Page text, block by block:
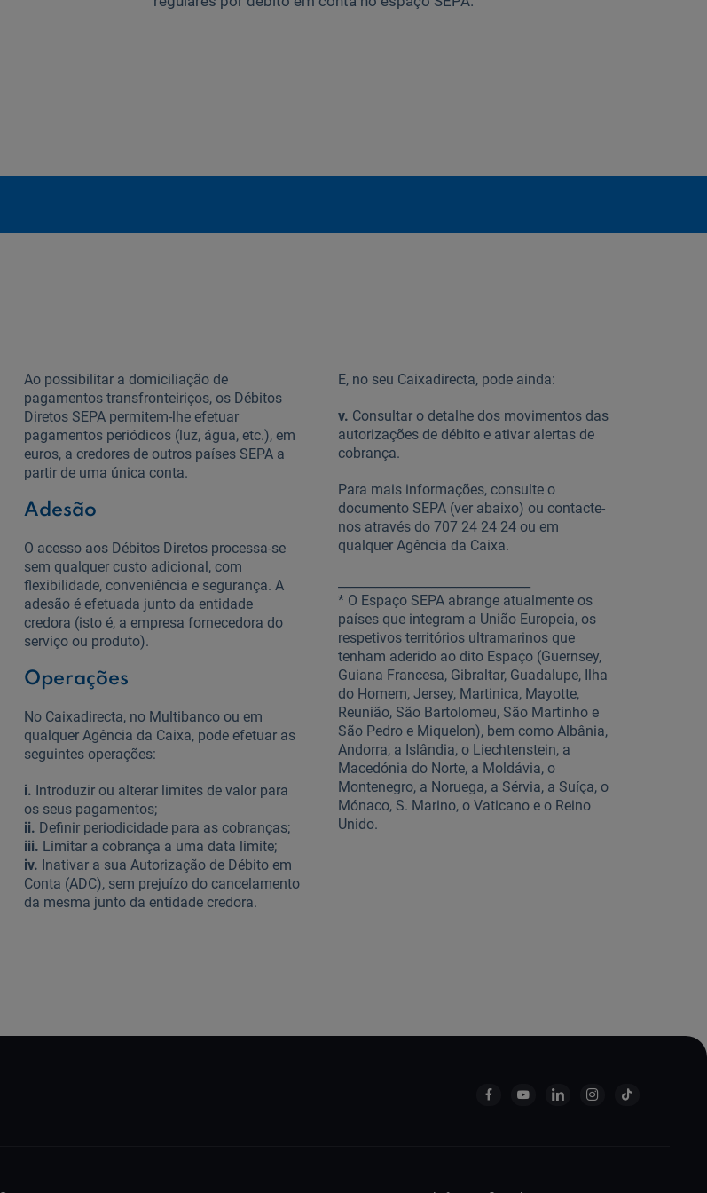
Ao possibilitar a domiciliação de
pagamentos transfronteiriços, os Débitos
Diretos SEPA permitem-lhe efetuar
pagamentos periódicos (luz, água, etc.), em
euros, a credores de outros países SEPA a
partir de uma única conta.
Adesão
O acesso aos Débitos Diretos processa-se
sem qualquer custo adicional, com
flexibilidade, conveniência e segurança. A
adesão é efetuada junto da entidade
credora (isto é, a empresa fornecedora do
serviço ou produto).
Operações
No Caixadirecta, no Multibanco ou em
qualquer Agência da Caixa, pode efetuar as
seguintes operações:
i. Introduzir ou alterar limites de valor para
os seus pagamentos;
ii. Definir periodicidade para as cobranças;
iii. Limitar a cobrança a uma data limite;
iv. Inativar a sua Autorização de Débito em
Conta (ADC), sem prejuízo do cancelamento
da mesma junto da entidade credora.
E, no seu Caixadirecta, pode ainda:
v. Consultar o detalhe dos movimentos das
autorizações de débito e ativar alertas de
cobrança.
Para mais informações, consulte o
documento SEPA (ver abaixo) ou contacte-
nos através do 707 24 24 24 ou em
qualquer Agência da Caixa.
* O Espaço SEPA abrange atualmente os
países que integram a União Europeia, os
respetivos territórios ultramarinos que
tenham aderido ao dito Espaço (Guernsey,
Guiana Francesa, Gibraltar, Guadalupe, Ilha
do Homem, Jersey, Martinica, Mayotte,
Reunião, São Bartolomeu, São Martinho e
São Pedro e Miquelon), bem como Albânia,
Andorra, a Islândia, o Liechtenstein, a
Macedónia do Norte, a Moldávia, o
Montenegro, a Noruega, a Sérvia, a Suíça, o
Mónaco, S. Marino, o Vaticano e o Reino
Unido.